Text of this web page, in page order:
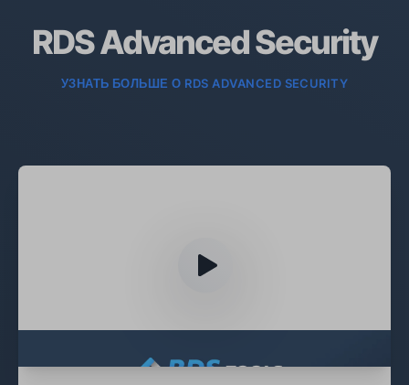
RDS Advanced Security
УЗНАТЬ БОЛЬШЕ О RDS ADVANCED SECURITY